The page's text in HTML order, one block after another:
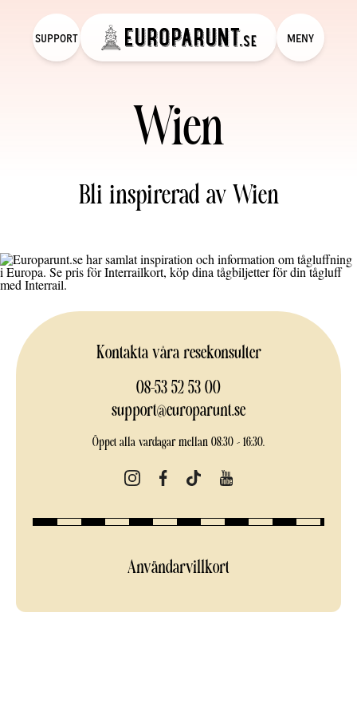
SUPPORT MENY
Wien
Bli inspirerad av Wien
Kontakta våra resekonsulter
08-53 52 53 00
support@europarunt.se
Öppet alla vardagar mellan 08:30 – 16:30.
Användarvillkort